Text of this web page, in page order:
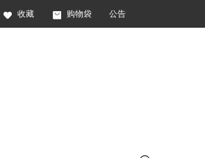
收藏 购物袋 公告